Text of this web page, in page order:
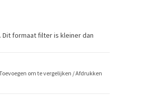
Dit formaat filter is kleiner dan
om te vergelijken /Afdrukken